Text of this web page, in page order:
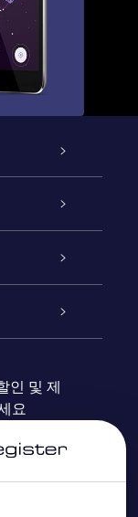
인 및 제
요